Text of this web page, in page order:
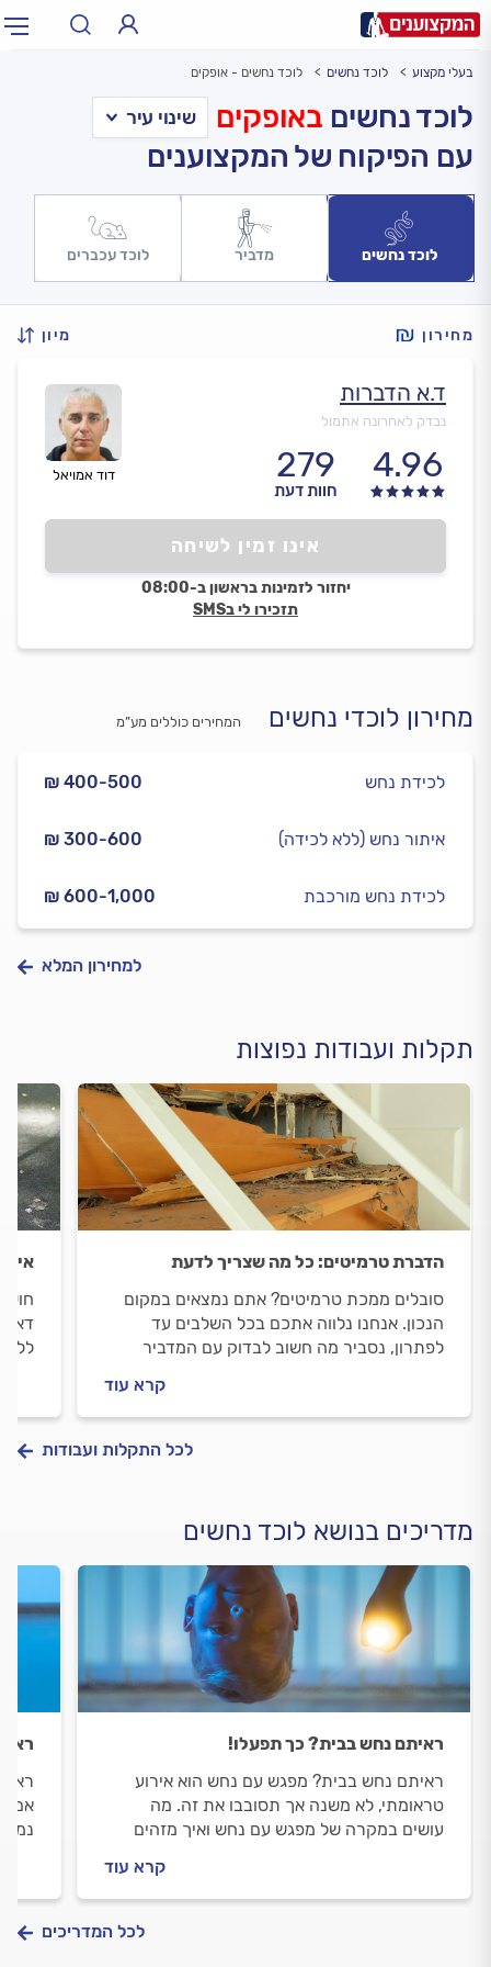
תחום
עירעיר: תל אביב, חיפה…
בעלי מקצוע לוכד נחשים לוכד נחשים - אופקים
לוכד נחשים באופקים
עם הפיקוח של המקצוענים
לוכד נחשים מדביר לוכד עכברים
מחירון מיון
דוד אמויאל
ד.א הדברות
נבדק לאחרונה אתמול
4.96
279
חוות דעת
אינו זמין לשיחה
יחזור לזמינות בראשון ב-08:00
תזכירו לי בSMS
מחירון לוכדי נחשים המחירים כוללים מע”מ
₪ 400-500 לכידת נחש
₪ 300-600 איתור נחש (ללא לכידה)
₪ 600-1,000 לכידת נחש מורכבת
למחירון המלא
תקלות ועבודות נפוצות
הדברת טרמיטים: כל מה שצריך לדעת
סובלים ממכת טרמיטים? אתם נמצאים במקום
הנכון. אנחנו נלווה אתכם בכל השלבים עד
לפתרון, נסביר מה חשוב לבדוק עם המדביר
קרא עוד
לכל התקלות ועבודות
מדריכים בנושא לוכד נחשים
ראיתם נחש בבית? כך תפעלו!
ראיתם נחש בבית? מפגש עם נחש הוא אירוע
טראומתי, לא משנה אך תסובבו את זה. מה
עושים במקרה של מפגש עם נחש ואיך מזהים
קרא עוד
אם
לכל המדריכים